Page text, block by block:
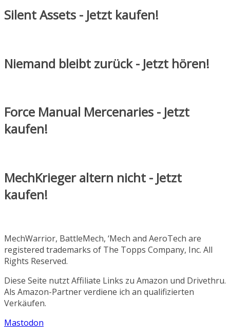
Silent Assets - Jetzt kaufen!
Niemand bleibt zurück - Jetzt hören!
Force Manual Mercenaries - Jetzt
kaufen!
MechKrieger altern nicht - Jetzt
kaufen!
MechWarrior, BattleMech, ‘Mech and AeroTech are
registered trademarks of The Topps Company, Inc. All
Rights Reserved.
Diese Seite nutzt Affiliate Links zu Amazon und Drivethru.
Als Amazon-Partner verdiene ich an qualifizierten
Verkäufen.
Mastodon